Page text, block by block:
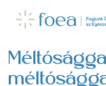
tartalomra